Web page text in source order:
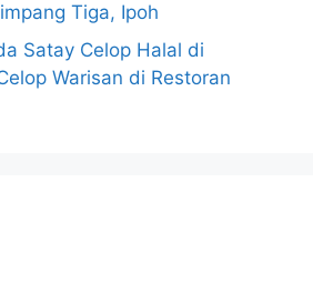
Tiga, Ipoh
Satay Celop Halal di
Warisan di Restoran